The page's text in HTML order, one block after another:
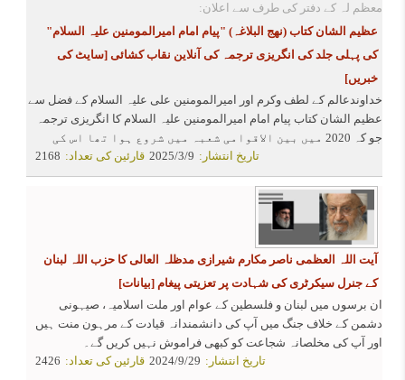
معظم لہ کے دفتر کی طرف سے اعلان:
عظیم الشان کتاب (نهج البلاغہ) "پیام امام امیرالمومنین علیہ السلام"
کی پہلی جلد کی انگریزی ترجمہ کی آنلاین نقاب کشائی [سایٹ کی
خبریں]
خداوندعالم کے لطف وکرم اور امیرالمومنین علی علیہ السلام کے فضل سے
عظیم الشان کتاب پیام امام امیرالمومنین علیہ السلام کا انگریزی ترجمہ
جو کہ 2020 میں بین الاقوامی شعبہ میں شروع ہوا تھا اس کی
پہلی چلد کو آسٹریلیا کی لنترن انتشارات نے زیور طبع سے
آراستہ کیا ہے
2168 قارئین کی تعداد: 2025/3/9 تاریخ انتشار:
آیت اللہ العظمی ناصر مکارم شیرازی مدظلہ العالی کا حزب اللہ لبنان
کے جنرل سیکرٹری کی شہادت پر تعزیتی پیغام [بیانات]
ان برسوں میں لبنان و فلسطین کے عوام اور ملت اسلامیہ، صیہونی
دشمن کے خلاف جنگ میں آپ کی دانشمندانہ قیادت کے مرہون منت ہیں
اور آپ کی مخلصانہ شجاعت کو کبھی فراموش نہیں کریں گے۔
2426 قارئین کی تعداد: 2024/9/29 تاریخ انتشار: